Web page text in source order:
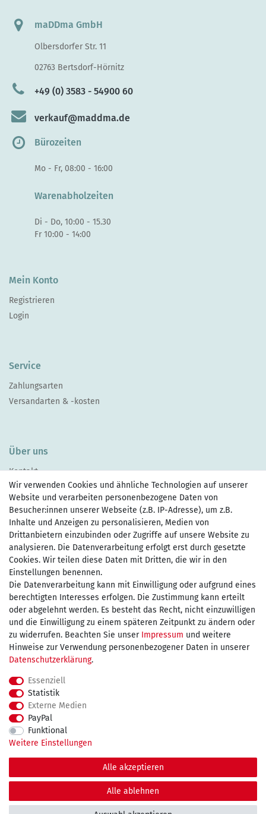
maDDma GmbH
Olbersdorfer Str. 11
02763 Bertsdorf-Hörnitz
+49 (0) 3583 - 54900 60
verkauf@maddma.de
Bürozeiten
Mo - Fr, 08:00 - 16:00
Warenabholzeiten
Di - Do, 10:00 - 15.30
Fr 10:00 - 14:00
Mein Konto
Registrieren
Login
Service
Zahlungsarten
Versandarten & -kosten
Über uns
Kontakt
Zahlen Sie bequem per
Wir versenden mit
kostenfreie Lieferung
innerhalb Deutschland ab 75€
Impressum
Vertrag widerrufen
© Copyright 2026 maDDma GmbH. | Alle Rechte vorbehalten.
Wir verwenden Cookies und ähnliche Technologien auf unserer
Website und verarbeiten personenbezogene Daten von
Besucher:innen unserer Webseite (z.B. IP-Adresse), um z.B.
Inhalte und Anzeigen zu personalisieren, Medien von
Drittanbietern einzubinden oder Zugriffe auf unsere Website zu
analysieren. Die Datenverarbeitung erfolgt erst durch gesetzte
Cookies. Wir teilen diese Daten mit Dritten, die wir in den
Einstellungen benennen.
Die Datenverarbeitung kann mit Einwilligung oder aufgrund eines
berechtigten Interesses erfolgen. Die Zustimmung kann erteilt
oder abgelehnt werden. Es besteht das Recht, nicht einzuwilligen
und die Einwilligung zu einem späteren Zeitpunkt zu ändern oder
zu widerrufen. Beachten Sie unser Impressum und weitere
Hinweise zur Verwendung personenbezogener Daten in unserer
Daten­schutz­erklärung.
Essenziell
Statistik
Externe Medien
PayPal
Funktional
Weitere Einstellungen
Alle akzeptieren
Alle ablehnen